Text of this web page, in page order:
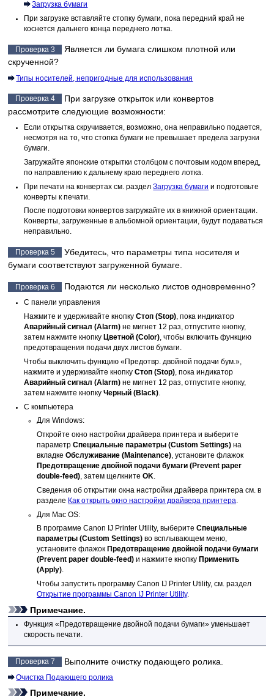
Загрузка бумаги
При загрузке вставляйте стопку бумаги, пока передний край не
коснется дальнего концапереднего лотка
Проверка 3
Является ли бумага слишком плотной или
скрученной?
Типы носителей, непригодные для использования
Проверка 4
При загрузке открыток или конвертов
рассмотрите следующие возможности:
Если открытка скручивается, возможно, она неправильно подается,
несмотря на то, что стопка бумаги не превышает предела загрузки
бумаги.
Загружайте японские открытки столбцом с почтовым кодом вперед,
по направлению к дальнему краюпереднего лотка
При печати на конвертах см. разделЗагрузка бумаги и подготовьте
конверты к печати.
После подготовки конвертов загружайте их в книжной ориентации.
Конверты, загруженные в альбомной ориентации, будут подаваться
неправильно.
Проверка 5
Убедитесь, что параметры типа носителя и
бумаги соответствуют загруженной бумаге.
Проверка 6 Подаются ли несколько листов одновременно?
Спанели управления
Нажмите и удерживайте кнопкуСтоп (Stop) , пока индикатор
Аварийный сигнал (Alarm) не мигнет 12 раз, отпустите кнопку,
затем нажмите кнопку Цветной (Color) , чтобы включить функцию
предотвращения подачи двух листов бумаги.
Чтобы выключить функцию «Предотвр. двойной подачи бум.»,
нажмите и удерживайте кнопкуСтоп (Stop) , пока индикатор
Аварийный сигнал (Alarm) не мигнет 12 раз, отпустите кнопку,
затем нажмите кнопкуЧерный (Black)
С компьютера
ДляWindows:
Откройте окно настройки драйвера принтера и выберите
параметрСпециальные параметры (Custom Settings) на
вкладкеОбслуживание (Maintenance) , установите флажок
Предотвращение двойной подачи бумаги (Prevent paper
double-feed) , затем щелкнитеOK
Сведения об открытии окна настройки драйвера принтера см. в
разделе Как открыть окно настройки драйвера принтера
Для Mac OS:
В программеCanon IJ Printer Utility, выберитеСпециальные
параметры (Custom Settings) во всплывающем меню,
установите флажок Предотвращение двойной подачи бумаги
(Prevent paper double-feed) и нажмите кнопку Применить
(Apply).
Чтобы запустить программуCanon IJ Printer Utility, см. раздел
Открытие программы Canon IJ Printer Utility.
Примечание.
Функция «Предотвращение двойной подачи бумаги» уменьшает
скорость печати.
Проверка 7 Выполните очистку подающего ролика
Очистка Подающего ролика
Примечание.